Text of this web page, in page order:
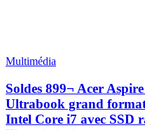
Multimédia
Soldes 899¬ Acer
Ultrabook grand
Intel Core i7 avec SSD